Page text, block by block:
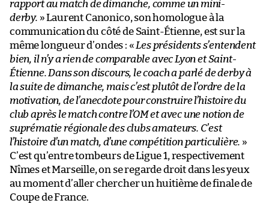
rapport au match de dimanche, comme un mini-
derby. » Laurent Canonico, son homologue à la
communication du côté de Saint-Étienne, est sur la
même longueur d’ondes : « Les présidents s’entendent
bien, il n’y a rien de comparable avec Lyon et Saint-
Étienne. Dans son discours, le coach a parlé de derby à
la suite de dimanche, mais c’est plutôt de l’ordre de la
motivation, de l’anecdote pour construire l’histoire du
club après le match contre l’OM et avec une notion de
suprématie régionale des clubs amateurs. C’est
l’histoire d’un match, d’une compétition particulière. »
C’est qu’entre tombeurs de Ligue 1, respectivement
Nîmes et Marseille, on se regarde droit dans les yeux
au moment d’aller chercher un huitième de finale de
Coupe de France.